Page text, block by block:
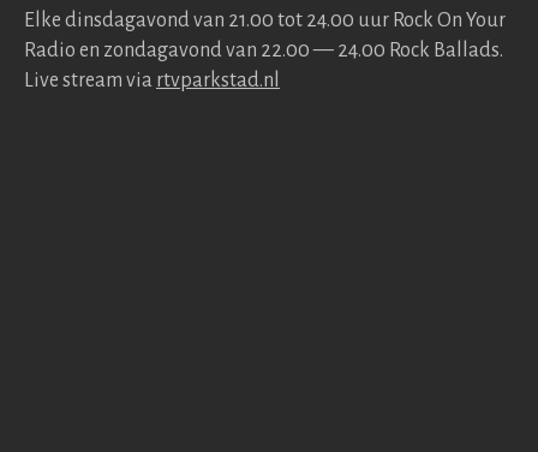
Elke dins­da­gavond van 21.00 tot 24.00 uur Rock On Your
Radio en zonda­gavond van 22.00 — 24.00 Rock Bal­lads.
Live stream via rtv​park​stad​.nl